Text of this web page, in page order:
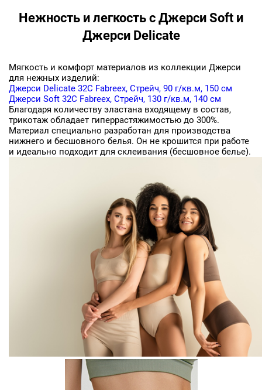
Нежность и легкость с Джерси Soft и
Джерси Delicate
Мягкость и комфорт материалов из коллекции Джерси
для нежных изделий:
Джерси Delicate 32C Fabreex, Стрейч, 90 г/кв.м, 150 см
Джерси Soft 32C Fabreex, Стрейч, 130 г/кв.м, 140 см
Благодаря количеству эластана входящему в состав,
трикотаж обладает гиперрастяжимостью до 300%.
Материал специально разработан для производства
нижнего и бесшовного белья. Он не крошится при работе
и идеально подходит для склеивания (бесшовное белье).